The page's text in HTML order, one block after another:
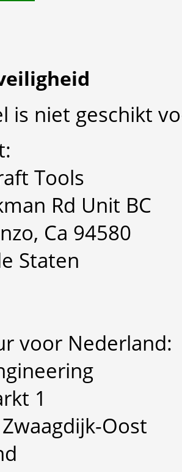
is niet geschikt
Tools
Rd Unit BC
Ca 94580
Staten
voor Nederland:
1
Oost